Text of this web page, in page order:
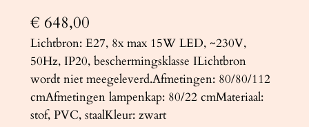
€ 648,00
Lichtbron: E27, 8x max 15W LED, ~230V,
50Hz, IP20, beschermingsklasse ILichtbron
wordt niet meegeleverd.Afmetingen: 80/80/112
cmAfmetingen lampenkap: 80/22 cmMateriaal:
stof, PVC, staalKleur: zwart